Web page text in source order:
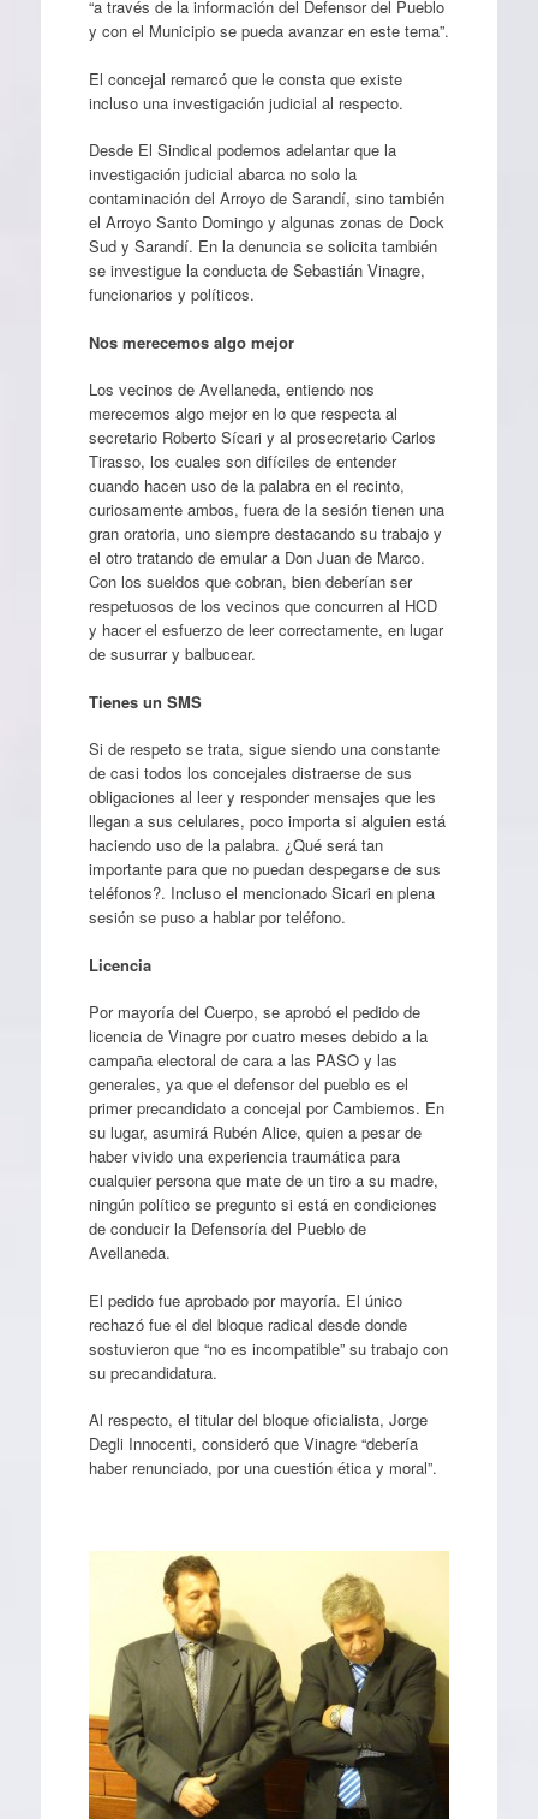
“a través de la información del Defensor del Pueblo
y con el Municipio se pueda avanzar en este tema”.
El concejal remarcó que le consta que existe
incluso una investigación judicial al respecto.
Desde El Sindical podemos adelantar que la
investigación judicial abarca no solo la
contaminación del Arroyo de Sarandí, sino también
el Arroyo Santo Domingo y algunas zonas de Dock
Sud y Sarandí. En la denuncia se solicita también
se investigue la conducta de Sebastián Vinagre,
funcionarios y políticos.
Nos merecemos algo mejor
Los vecinos de Avellaneda, entiendo nos
merecemos algo mejor en lo que respecta al
secretario Roberto Sícari y al prosecretario Carlos
Tirasso, los cuales son difíciles de entender
cuando hacen uso de la palabra en el recinto,
curiosamente ambos, fuera de la sesión tienen una
gran oratoria, uno siempre destacando su trabajo y
el otro tratando de emular a Don Juan de Marco.
Con los sueldos que cobran, bien deberían ser
respetuosos de los vecinos que concurren al HCD
y hacer el esfuerzo de leer correctamente, en lugar
de susurrar y balbucear.
Tienes un SMS
Si de respeto se trata, sigue siendo una constante
de casi todos los concejales distraerse de sus
obligaciones al leer y responder mensajes que les
llegan a sus celulares, poco importa si alguien está
haciendo uso de la palabra. ¿Qué será tan
importante para que no puedan despegarse de sus
teléfonos?. Incluso el mencionado Sicari en plena
sesión se puso a hablar por teléfono.
Licencia
Por mayoría del Cuerpo, se aprobó el pedido de
licencia de Vinagre por cuatro meses debido a la
campaña electoral de cara a las PASO y las
generales, ya que el defensor del pueblo es el
primer precandidato a concejal por Cambiemos. En
su lugar, asumirá Rubén Alice, quien a pesar de
haber vivido una experiencia traumática para
cualquier persona que mate de un tiro a su madre,
ningún político se pregunto si está en condiciones
de conducir la Defensoría del Pueblo de
Avellaneda.
El pedido fue aprobado por mayoría. El único
rechazó fue el del bloque radical desde donde
sostuvieron que “no es incompatible” su trabajo con
su precandidatura.
Al respecto, el titular del bloque oficialista, Jorge
Degli Innocenti, consideró que Vinagre “debería
haber renunciado, por una cuestión ética y moral”.